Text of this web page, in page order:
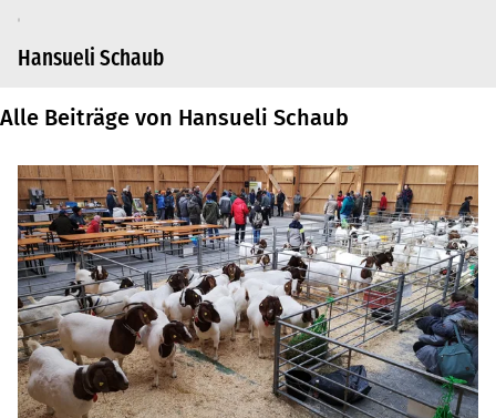
Hansueli Schaub
Alle Beiträge von Hansueli Schaub